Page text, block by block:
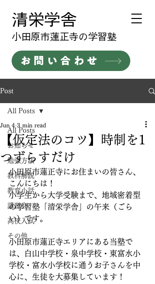
清栄学舎
​小田原市蓮正寺の学習塾
お問い合わせ
Post
All Posts
お知らせ
勉強方法
教科解説
教育小話
講習会
高校入試
その他
All Posts
【仮定法のコツ】時制を1
つずらすだけ
Jun 4 3 min read
小田原市蓮正寺にお住まいの皆さん、
こんにちは！
小学生から大学受験まで、地域密着型
の学習塾「清栄学舎」の午来（ごら
い）です。
小田原市蓮正寺エリアにある当塾で
は、白山中学校・泉中学校・東富水小
学校・富水小学校に通うお子さんを中
心に、生徒を大募集しています！